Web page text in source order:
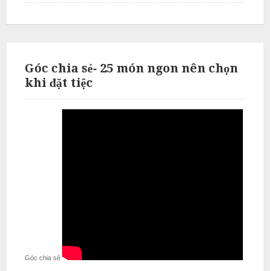
Góc chia sẻ- 25 món ngon nên chọn
khi đặt tiệc
Góc chia sẻ